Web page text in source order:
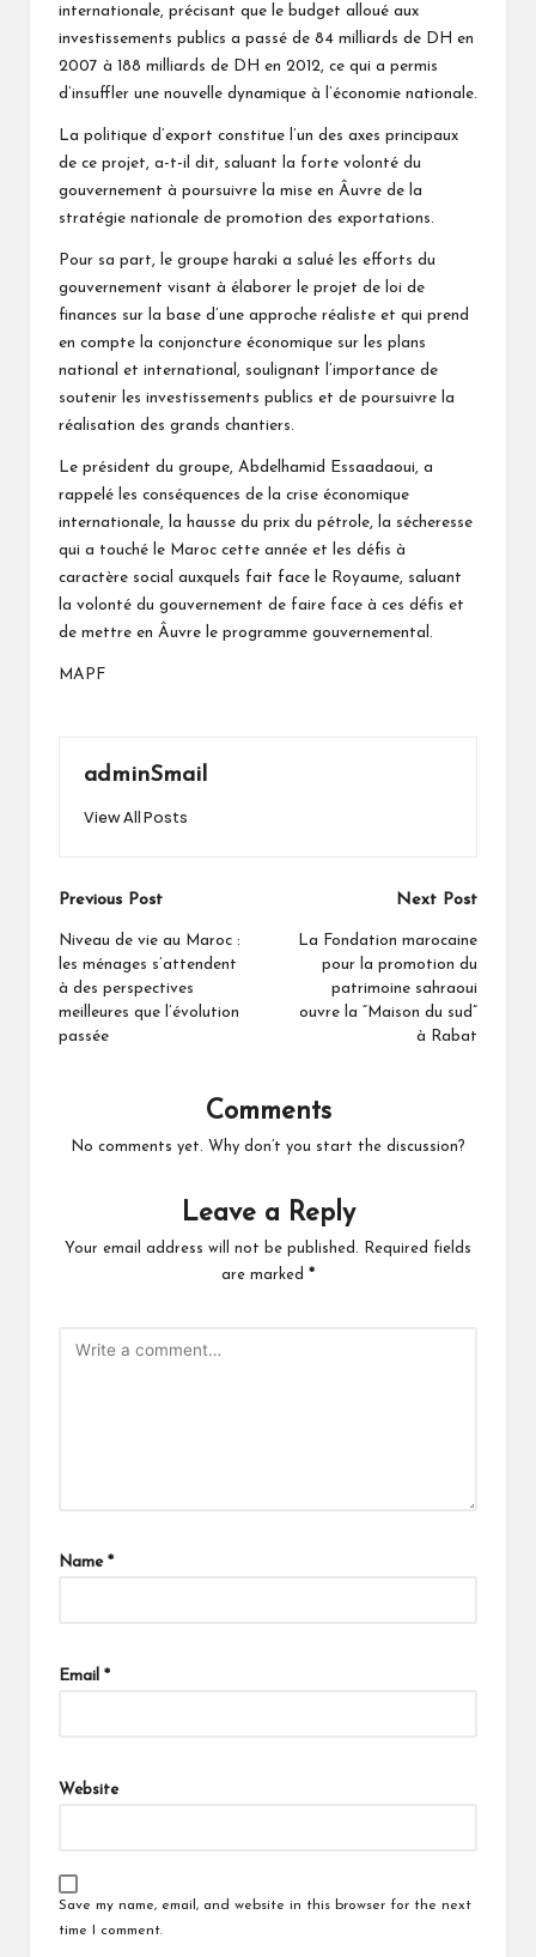
internationale, précisant que le budget alloué aux
investissements publics a passé de 84 milliards de DH en
2007 à 188 milliards de DH en 2012, ce qui a permis
d’insuffler une nouvelle dynamique à l’économie nationale.
La politique d’export constitue l’un des axes principaux
de ce projet, a-t-il dit, saluant la forte volonté du
gouvernement à poursuivre la mise en Âuvre de la
stratégie nationale de promotion des exportations.
Pour sa part, le groupe haraki a salué les efforts du
gouvernement visant à élaborer le projet de loi de
finances sur la base d’une approche réaliste et qui prend
en compte la conjoncture économique sur les plans
national et international, soulignant l’importance de
soutenir les investissements publics et de poursuivre la
réalisation des grands chantiers.
Le président du groupe, Abdelhamid Essaadaoui, a
rappelé les conséquences de la crise économique
internationale, la hausse du prix du pétrole, la sécheresse
qui a touché le Maroc cette année et les défis à
caractère social auxquels fait face le Royaume, saluant
la volonté du gouvernement de faire face à ces défis et
de mettre en Âuvre le programme gouvernemental.
MAPF
adminSmail
View All Posts
Post
navigation
Previous Post
Niveau de vie au Maroc :
les ménages s’attendent
à des perspectives
meilleures que l’évolution
passée
Next Post
La Fondation marocaine
pour la promotion du
patrimoine sahraoui
ouvre la “Maison du sud”
à Rabat
Comments
No comments yet. Why don’t you start the discussion?
Leave a Reply
Your email address will not be published.
Required fields
are marked *
Name *
Email *
Website
Save my name, email, and website in this browser for the next
time I comment.